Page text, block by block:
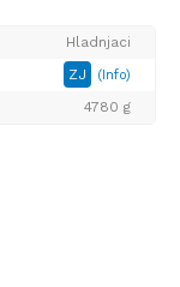
Hladnjaci
ZJ (Info)
4780 g